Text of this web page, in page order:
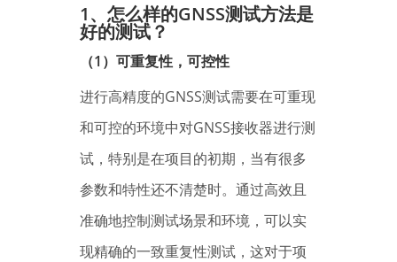
1、 怎么样的GNSS测试方法是
好的测试？
（1）可重复性，可控性
进行高精度的GNSS测试需要在可重现
和可控的环境中对GNSS接收器进行测
试，特别是在项目的初期，当有很多
参数和特性还不清楚时。通过高效且
准确地控制测试场景和环境，可以实
现精确的一致重复性测试，这对于项